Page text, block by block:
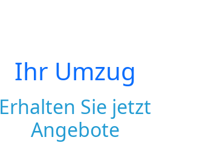
Ihr Umzug
Erhalten Sie jetzt
Angebote